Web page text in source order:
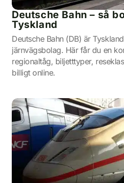
Deutsche Bahn – så
Tyskland
Deutsche Bahn (DB) är
järnvägsbolag. Här får du en
regionaltåg, biljetttyper,
billigt online.